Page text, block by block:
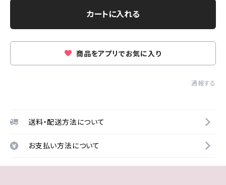
カートに入れる
商品をアプリでお気に入り
通報する
送料・配送方法について
お支払い方法について